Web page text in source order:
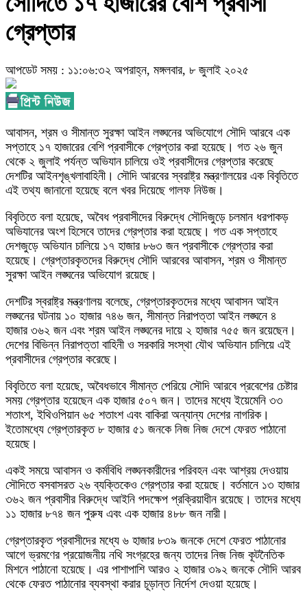
গ্রেপ্তার
আপডেট সময় : ১১:০৬:৩২ অপরাহ্ন, মঙ্গলবার, ৮ জুলাই ২০২৫
আবাসন, শ্রম ও সীমান্ত সুরক্ষা আইন লঙ্ঘনের অভিযোগে সৌদি আরবে এক
সপ্তাহে ১৭ হাজারের বেশি প্রবাসীকে গ্রেপ্তার করা হয়েছে। গত ২৬ জুন
থেকে ২ জুলাই পর্যন্ত অভিযান চালিয়ে ওই প্রবাসীদের গ্রেপ্তার করেছে
দেশটির আইনশৃঙ্খলাবাহিনী। সৌদি আরবের স্বরাষ্ট্র মন্ত্রণালয়ের এক বিবৃতিতে
এই তথ্য জানানো হয়েছে বলে খবর দিয়েছে গালফ নিউজ।
বিবৃতিতে বলা হয়েছে, অবৈধ প্রবাসীদের বিরুদ্ধে সৌদিজুড়ে চলমান ধরপাকড়
অভিযানের অংশ হিসেবে তাদের গ্রেপ্তার করা হয়েছে। গত এক সপ্তাহে
দেশজুড়ে অভিযান চালিয়ে ১৭ হাজার ৮৬৩ জন প্রবাসীকে গ্রেপ্তার করা
হয়েছে। গ্রেপ্তারকৃতদের বিরুদ্ধে সৌদি আরবের আবাসন, শ্রম ও সীমান্ত
সুরক্ষা আইন লঙ্ঘনের অভিযোগ রয়েছে।
দেশটির স্বরাষ্ট্র মন্ত্রণালয় বলেছে, গ্রেপ্তারকৃতদের মধ্যে আবাসন আইন
লঙ্ঘনের ঘটনায় ১০ হাজার ৭৪৬ জন, সীমান্ত নিরাপত্তা আইন লঙ্ঘনে ৪
হাজার ৩৬২ জন এবং শ্রম আইন লঙ্ঘনের দায়ে ২ হাজার ৭৫৫ জন রয়েছেন।
দেশের বিভিন্ন নিরাপত্তা বাহিনী ও সরকারি সংস্থা যৌথ অভিযান চালিয়ে এই
প্রবাসীদের গ্রেপ্তার করেছে।
বিবৃতিতে বলা হয়েছে, অবৈধভাবে সীমান্ত পেরিয়ে সৌদি আরবে প্রবেশের চেষ্টার
সময় গ্রেপ্তার হয়েছেন এক হাজার ৫০৭ জন। তাদের মধ্যে ইয়েমেনি ৩৩
শতাংশ, ইথিওপিয়ান ৬৫ শতাংশ এবং বাকিরা অন্যান্য দেশের নাগরিক।
ইতোমধ্যে গ্রেপ্তারকৃত ৮ হাজার ৫১ জনকে নিজ নিজ দেশে ফেরত পাঠানো
হয়েছে।
একই সময়ে আবাসন ও কর্মবিধি লঙ্ঘনকারীদের পরিবহন এবং আশ্রয় দেওয়ায়
সৌদিতে বসবাসরত ২৬ ব্যক্তিকেও গ্রেপ্তার করা হয়েছে। বর্তমানে ১৩ হাজার
৩৬২ জন প্রবাসীর বিরুদ্ধে আইনি পদক্ষেপ প্রক্রিয়াধীন রয়েছে। তাদের মধ্যে
১১ হাজার ৮৭৪ জন পুরুষ এবং এক হাজার ৪৮৮ জন নারী।
গ্রেপ্তারকৃত প্রবাসীদের মধ্যে ৬ হাজার ৮৩৯ জনকে দেশে ফেরত পাঠানোর
আগে ভ্রমণের প্রয়োজনীয় নথি সংগ্রহের জন্য তাদের নিজ নিজ কূটনৈতিক
মিশনে পাঠানো হয়েছে। এর পাশাপাশি আরও ২ হাজার ৩৯২ জনকে সৌদি আরব
থেকে ফেরত পাঠানোর ব্যবস্থা করার চূড়ান্ত নির্দেশ দেওয়া হয়েছে।